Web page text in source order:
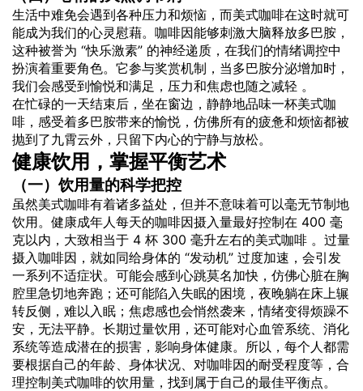
生活中难免会遇到各种压力和烦恼，而美式咖啡在这时就可
能成为我们的心灵慰藉。咖啡因能够刺激大脑释放多巴胺，
这种被誉为 “快乐激素” 的神经递质，在我们的情绪调控中
扮演着重要角色。它参与奖赏机制，当多巴胺分泌增加时，
我们会感受到愉悦和满足，压力和焦虑也随之减轻 。
在忙碌的一天结束后，坐在窗边，静静地品味一杯美式咖
啡，感受着多巴胺带来的愉悦，仿佛所有的疲惫和烦恼都被
抛到了九霄云外，只留下内心的宁静与放松。
健康饮用，掌握平衡艺术
（一）饮用量的科学把控
虽然美式咖啡有着诸多益处，但并不意味着可以毫无节制地
饮用。健康成年人每天的咖啡因摄入量最好控制在 400 毫
克以内，大致相当于 4 杯 300 毫升左右的美式咖啡 。过量
摄入咖啡因，就如同给身体的 “发动机” 过度加速，会引发
一系列不适症状。可能会感到心跳莫名加快，仿佛心脏在胸
腔里急切地奔跑；还可能陷入失眠的困境，夜晚躺在床上辗
转反侧，难以入眠；焦虑感也会悄然袭来，情绪变得烦躁不
安，无法平静。长期过量饮用，还可能对心血管系统、消化
系统等造成潜在的损害，影响身体健康。所以，每个人都需
要根据自己的年龄、身体状况、对咖啡因的耐受程度等，合
理控制美式咖啡的饮用量，找到属于自己的最佳平衡点。